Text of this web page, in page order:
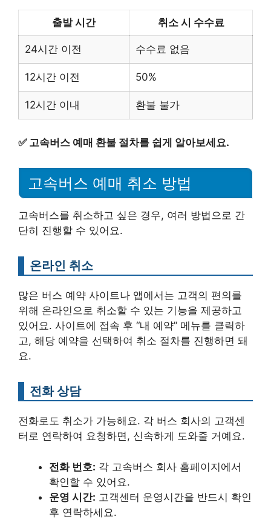
출발 시간 취소 시 수수료
24시간 이전 수수료 없음
12시간 이전 50%
12시간 이내 환불 불가
✅ 고속버스 예매 환불 절차를 쉽게 알아보세요.
고속버스 예매 취소 방법
고속버스를 취소하고 싶은 경우, 여러 방법으로 간
단히 진행할 수 있어요.
온라인 취소
많은 버스 예약 사이트나 앱에서는 고객의 편의를
위해 온라인으로 취소할 수 있는 기능을 제공하고
있어요. 사이트에 접속 후 “내 예약” 메뉴를 클릭하
고, 해당 예약을 선택하여 취소 절차를 진행하면 돼
요.
전화 상담
전화로도 취소가 가능해요. 각 버스 회사의 고객센
터로 연락하여 요청하면, 신속하게 도와줄 거예요.
전화 번호: 각 고속버스 회사 홈페이지에서
확인할 수 있어요.
운영 시간: 고객센터 운영시간을 반드시 확인
후 연락하세요.